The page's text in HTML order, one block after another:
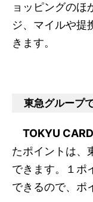
ョッピングのほ
ジ、マイルや提
きます。
東急グループ
TOKYU CARD
たポイントは、
できます。１ポ
できるので、ポ